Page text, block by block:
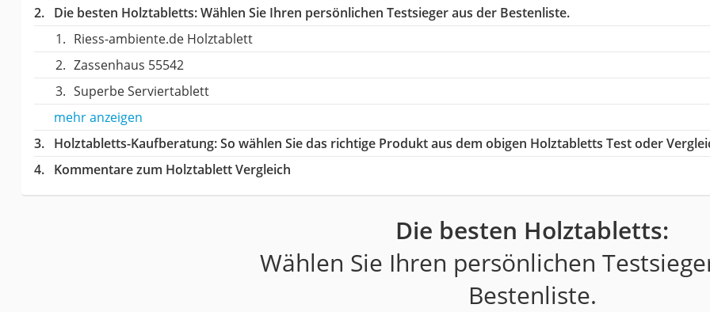
Die besten Holztabletts:Wählen Sie Ihren persönlichen Testsieger aus der Bestenliste.
Riess-ambiente.de Holztablett
Zassenhaus 55542
Superbe Serviertablett
mehr anzeigen
Holztabletts-Kaufberatung: So wählen Sie das richtige Produkt aus dem obigen Holztabletts Test oder
Kommentare zum Holztablett Vergleich
Die besten Holztabletts:
Wählen Sie Ihren persönlichen
Bestenliste.